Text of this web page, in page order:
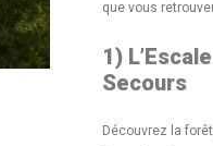
que vous
1)
Secours
Découvrez la